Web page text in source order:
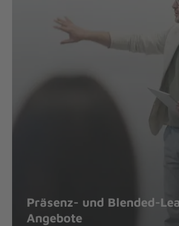
Präsenz- und Blended-
Angebote